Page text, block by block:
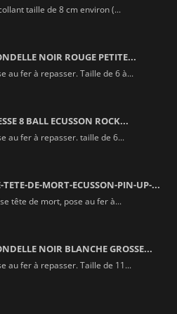
taille de 8 cm environ (...
NOIR ROUGE PETITE...
au fer à repasser. Taille de 6 à...
8 BALL ECUSSON ROCK...
au fer à repasser. taille de 6...
TETE-DE-MORT-ECUSSON-PIN-UP-...
tête de mort, pose au fer à...
NOIR BLANCHE GROSSE...
au fer à repasser. Taille de 11...